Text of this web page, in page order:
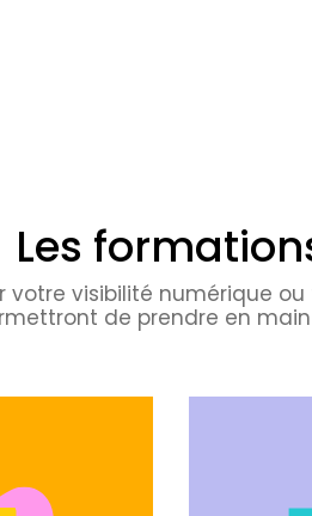
Les
votre visibilité numérique
de prendre en